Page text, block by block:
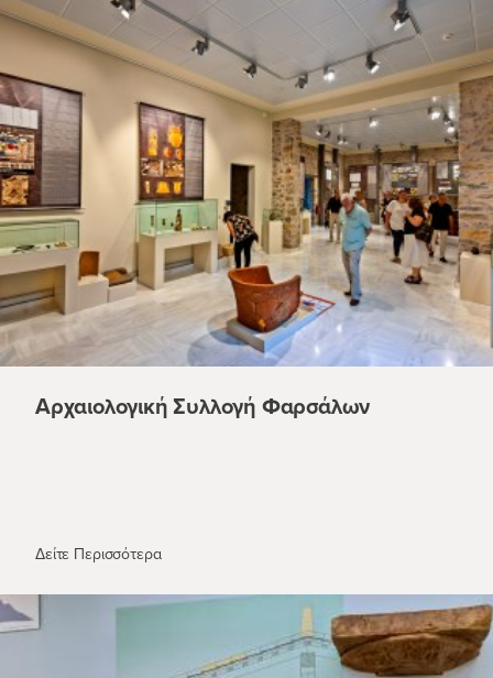
Αρχαιολογική Συλλογή Φαρσάλων
Δείτε ΠερισσότεραΑρχαιολογική Συλλογή Φαρσάλων